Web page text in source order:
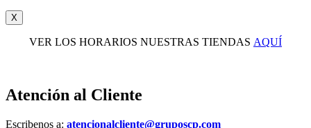
X
VER LOS HORARIOS NUESTRAS TIENDAS AQUÍ
Atención al Cliente
Escribenos a: atencionalcliente@gruposcp.com